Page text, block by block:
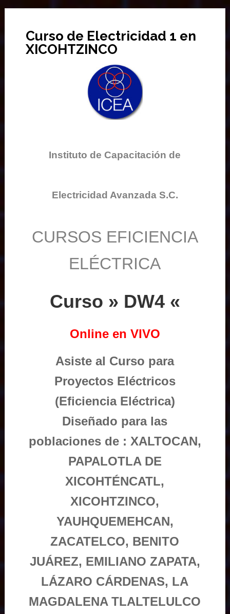
Curso de Electricidad 1 en
XICOHTZINCO
Instituto de Capacitación de
Electricidad Avanzada S.C.
CURSOS EFICIENCIA
ELÉCTRICA
Curso » DW4 «
Online en VIVO
Asiste al Curso para
Proyectos Eléctricos
(Eficiencia Eléctrica)
Diseñado para las
poblaciones de : XALTOCAN,
PAPALOTLA DE
XICOHTÉNCATL,
XICOHTZINCO,
YAUHQUEMEHCAN,
ZACATELCO, BENITO
JUÁREZ, EMILIANO ZAPATA,
LÁZARO CÁRDENAS, LA
MAGDALENA TLALTELULCO